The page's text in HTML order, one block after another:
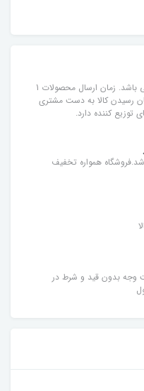
تمامی محصولات موجود می باشد. زمان ارسال محصولات 1
رسیدن کالا به دست مشتری
کننده دارد.
همواره تخفیف
وجه بدون قید و شرط در